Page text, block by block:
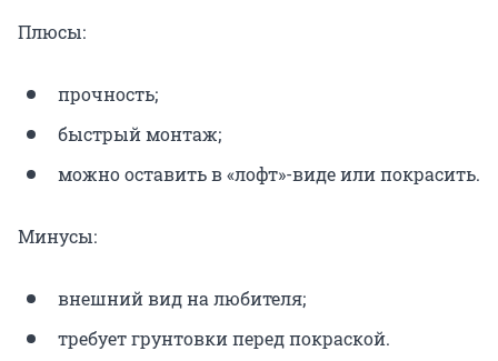
Плюсы:
прочность;
быстрый монтаж;
можно оставить в «лофт»-виде или покрасить.
Минусы:
внешний вид на любителя;
требует грунтовки перед покраской.